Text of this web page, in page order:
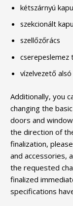
kétszárnyú kapu
szekcionált kapu
szellőzőrács
vízelvezető
Additionally, you
changing the
doors and
the direction of
finalization,
and accessories,
the requested
finalized
specifications